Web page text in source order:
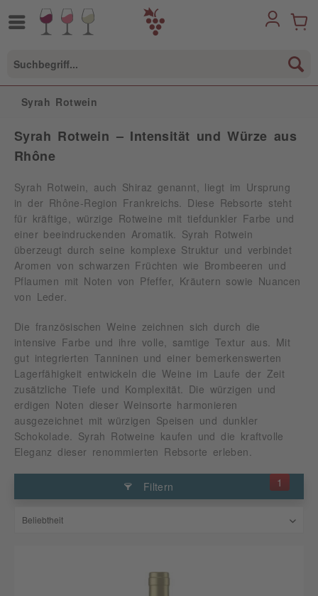
Syrah Rotwein
Syrah Rotwein – Intensität und Würze aus
Rhône
Syrah Rotwein, auch Shiraz genannt, liegt im Ursprung
in der Rhône-Region Frankreichs. Diese Rebsorte steht
für kräftige, würzige Rotweine mit tiefdunkler Farbe und
einer beeindruckenden Aromatik. Syrah Rotwein
überzeugt durch seine komplexe Struktur und verbindet
Aromen von schwarzen Früchten wie Brombeeren und
Pflaumen mit Noten von Pfeffer, Kräutern sowie Nuancen
von Leder.
Die französischen Weine zeichnen sich durch die
intensive Farbe und ihre volle, samtige Textur aus. Mit
gut integrierten Tanninen und einer bemerkenswerten
Lagerfähigkeit entwickeln die Weine im Laufe der Zeit
zusätzliche Tiefe und Komplexität. Die würzigen und
erdigen Noten dieser Weinsorte harmonieren
ausgezeichnet mit würzigen Speisen und dunkler
Schokolade. Syrah Rotweine kaufen und die kraftvolle
Eleganz dieser renommierten Rebsorte erleben.
Filtern 1